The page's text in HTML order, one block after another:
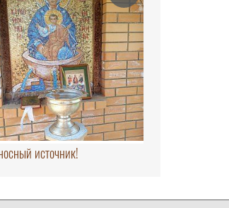
источник!